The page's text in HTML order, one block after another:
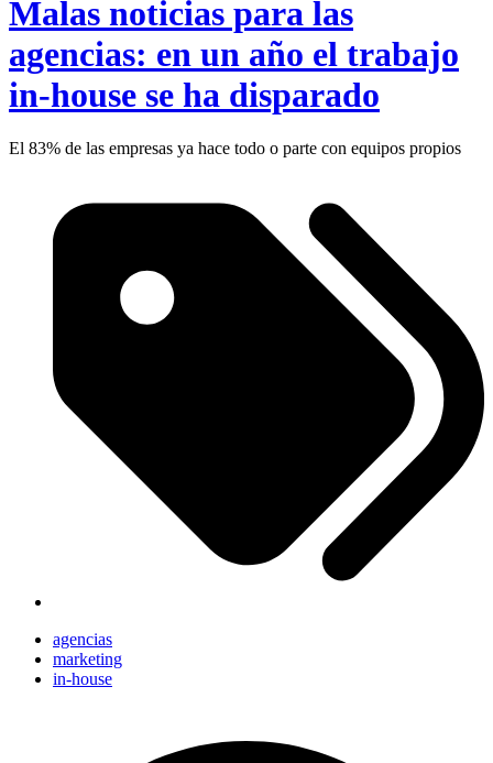
Malas noticias para las
agencias: en un año el trabajo
in-house se ha disparado
El 83% de las empresas ya hace todo o parte con equipos propios
agencias
marketing
in-house